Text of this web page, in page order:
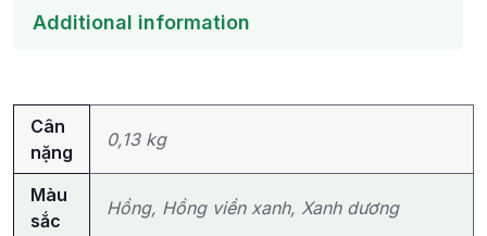
Additional information
Cân
nặng
0,13 kg
Màu
sắc
Hồng, Hồng viền xanh, Xanh dương